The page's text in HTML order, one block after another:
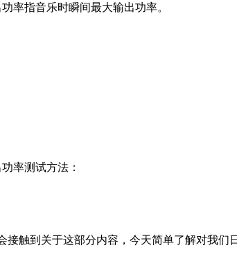
指音乐时瞬间最大输出功率。
率测试方法：
到关于这部分内容，今天简单了解对我们日